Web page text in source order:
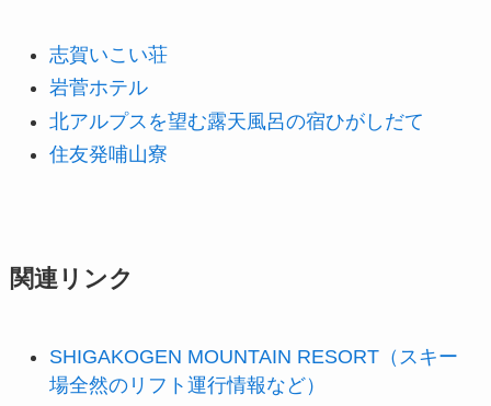
志賀いこい荘
岩菅ホテル
北アルプスを望む露天風呂の宿ひがしだて
住友発哺山寮
関連リンク
SHIGAKOGEN MOUNTAIN RESORT（スキー
場全然のリフト運行情報など）